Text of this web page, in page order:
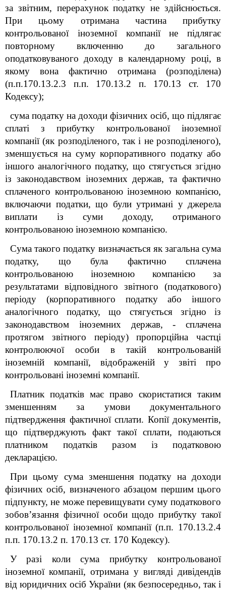
за звітним, перерахунок податку не здійснюється.
При цьому отримана частина прибутку
контрольованої іноземної компанії не підлягає
повторному включенню до загального
оподатковуваного доходу в календарному році, в
якому вона фактично отримана (розподілена)
(п.п.170.13.2.3 п.п. 170.13.2 п. 170.13 ст. 170
Кодексу);
сума податку на доходи фізичних осіб, що підлягає
сплаті з прибутку контрольованої іноземної
компанії (як розподіленого, так і не розподіленого),
зменшується на суму корпоративного податку або
іншого аналогічного податку, що стягується згідно
із законодавством іноземних держав, та фактично
сплаченого контрольованою іноземною компанією,
включаючи податки, що були утримані у джерела
виплати із суми доходу, отриманого
контрольованою іноземною компанією.
Сума такого податку визначається як загальна сума
податку, що була фактично сплачена
контрольованою іноземною компанією за
результатами відповідного звітного (податкового)
періоду (корпоративного податку або іншого
аналогічного податку, що стягується згідно із
законодавством іноземних держав, - сплачена
протягом звітного періоду) пропорційна частці
контролюючої особи в такій контрольованій
іноземній компанії, відображеній у звіті про
контрольовані іноземні компанії.
Платник податків має право скористатися таким
зменшенням за умови документального
підтвердження фактичної сплати. Копії документів,
що підтверджують факт такої сплати, подаються
платником податків разом із податковою
декларацією.
При цьому сума зменшення податку на доходи
фізичних осіб, визначеного абзацом першим цього
підпункту, не може перевищувати суму податкового
зобов’язання фізичної особи щодо прибутку такої
контрольованої іноземної компанії (п.п. 170.13.2.4
п.п. 170.13.2 п. 170.13 ст. 170 Кодексу).
У разі коли сума прибутку контрольованої
іноземної компанії, отримана у вигляді дивідендів
від юридичних осіб України (як безпосередньо, так і